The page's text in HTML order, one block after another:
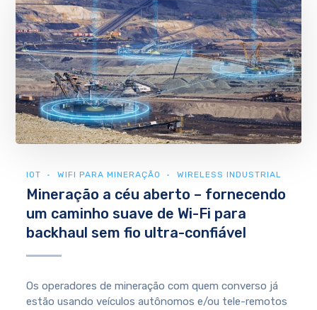
IOT WIFI PARA MINERAÇÃO WIRELESS INDUSTRIAL
Mineração a céu aberto – fornecendo
um caminho suave de Wi-Fi para
backhaul sem fio ultra-confiável
Os operadores de mineração com quem converso já
estão usando veículos autônomos e/ou tele-remotos